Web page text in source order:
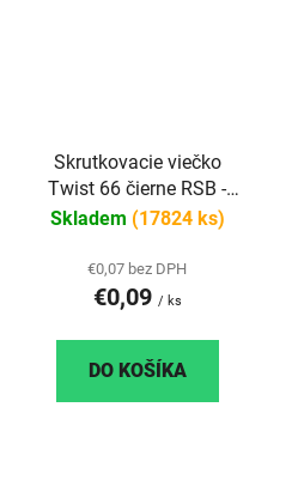
Skrutkovacie viečko
Twist 66 čierne RSB -
paster
Skladem (17824 ks)
€0,07 bez DPH
€0,09 / ks
DO KOŠÍKA